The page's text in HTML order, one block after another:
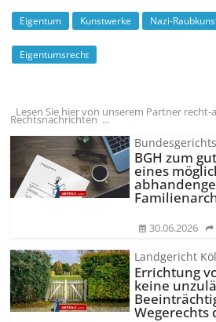
Eigentum Kunstwerke Nazi-
Eigentumsrecht
Lesen Sie hier von unserem Partner
Rechtsnachrichten ...
BGH zum
eines
30.06.2026
Landgericht
Errichtung
keine
Wegerechts